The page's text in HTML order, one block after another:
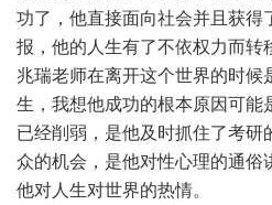
功了，他直接面向社会并且获得
报，他的人生有了不依权力而转
兆瑞老师在离开这个世界的时候
生，我想他成功的根本原因可能
已经削弱，是他及时抓住了考研
众的机会，是他对性心理的通俗
他对人生对世界的热情。